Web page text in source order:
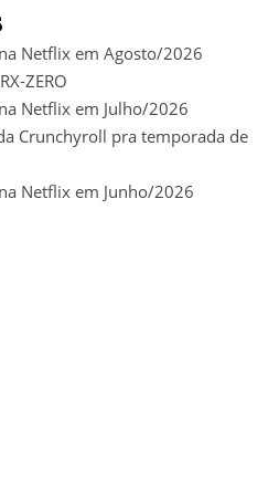
Netflix em Agosto/2026
ZERO
Netflix em Julho/2026
Crunchyroll pra temporada de
Netflix em Junho/2026